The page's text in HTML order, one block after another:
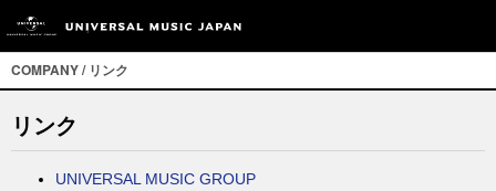
COMPANY / リンク
リンク
UNIVERSAL MUSIC GROUP